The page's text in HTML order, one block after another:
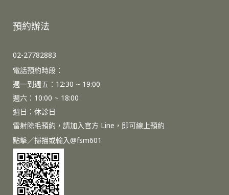
預約辦法
02-27782883
電話預約時段：
週一到週五： 12:30 ~ 19:00
週六： 10:00 ~ 18:00
週日：休診日
雷射除毛預約，請加入官方 Line ，即可線上預約
點擊／掃描或輸入@fsm601